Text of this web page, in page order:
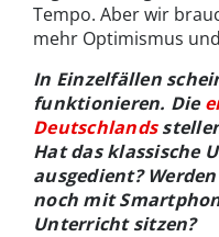
Tempo. Aber wir
mehr Optimismus
In Einzelfällen
funktionieren. Die
Deutschlands
Hat das klassische
ausgedient?
noch mit
Unterricht sitzen?